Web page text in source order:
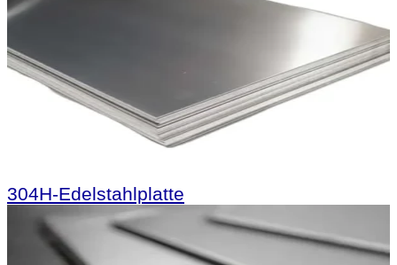
304H-Edelstahlplatte